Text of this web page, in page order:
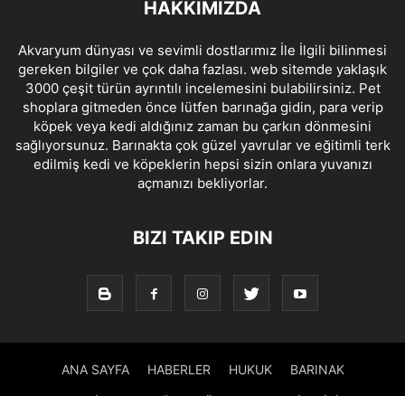
HAKKIMIZDA
Akvaryum dünyası ve sevimli dostlarımız İle İlgili bilinmesi
gereken bilgiler ve çok daha fazlası. web sitemde yaklaşık
3000 çeşit türün ayrıntılı incelemesini bulabilirsiniz. Pet
shoplara gitmeden önce lütfen barınağa gidin, para verip
köpek veya kedi aldığınız zaman bu çarkın dönmesini
sağlıyorsunuz. Barınakta çok güzel yavrular ve eğitimli terk
edilmiş kedi ve köpeklerin hepsi sizin onlara yuvanızı
açmanızı bekliyorlar.
BIZI TAKIP EDIN
ANA SAYFA HABERLER HUKUK BARINAK